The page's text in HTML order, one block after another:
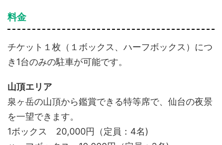
料金
チケット１枚（１ボックス、ハーフボックス）につ
き1台のみの駐車が可能です。
山頂エリア
泉ヶ岳の山頂から鑑賞できる特等席で、仙台の夜景
を一望できます。
1ボックス 20,000円（定員：4名)